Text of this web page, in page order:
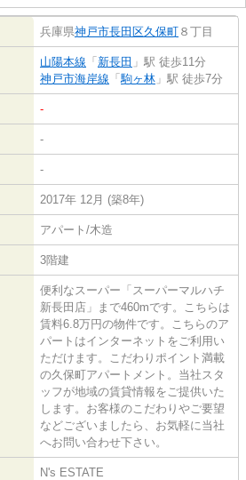
兵庫県神戸市長田区久保町 ８丁目
山陽本線 「 新長田 」駅 徒歩11分
神戸市海岸線 「駒ヶ林 」駅 徒歩7分
-
-
-
2017年 12月 (築8年)
アパート/木造
3階建
便利なスーパー「スーパーマルハチ
新長田店」まで460mです。こちらは
賃料6.8万円の物件です。こちらのア
パートはインターネットをご利用い
ただけます。こだわりポイント満載
の久保町アパートメント。当社スタ
ッフが地域の賃貸情報をご提供いた
します。お客様のこだわりやご要望
などございましたら、お気軽に当社
へお問い合わせ下さい。
N's ESTATE